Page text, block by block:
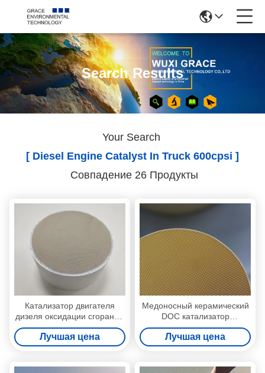
Search Results
Your Search
[ Diesel Engine Catalyst In Truck 600cpsi ]
Совпадение 26 Продукты
Катализатор двигателя
дизеля оксидации сгорания
катализатора оксидации
600 Cpsi DOC дизельный в
тележке
Лучшая цена
Медоносный керамический
DOC катализатор
окисления дизельного
топлива с уменьшением CO
и HC на 90% и низкой
света
Лучшая цена